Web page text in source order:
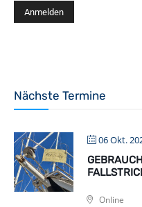
Nächste Termine
06 Okt.
Online